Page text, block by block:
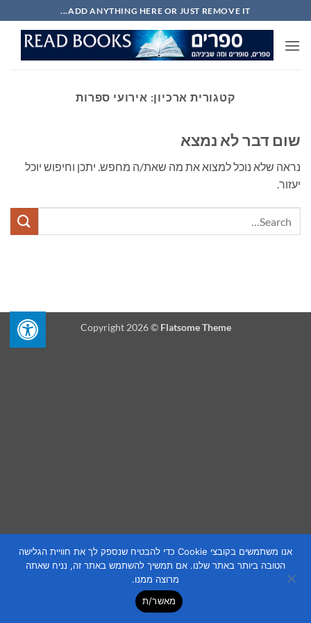
to
content
ADD ANYTHING HERE OR JUST REMOVE IT...
קטגורית ארכיון: אירועי ספרות
שום דבר לא נמצא
נראה שלא נוכל למצוא את מה שאת/ה מחפש. יתכן וחיפוש יוכל
יעזור.
Copyright 2026 © Flatsome Theme
אנו משתמשים בקובצי Cookie כדי להבטיח שנספק לך את חוויית הגלישה
הטובה ביותר באתר שלנו. אם תמשיך להשתמש באתר זה, נניח שאתה
מרוצה ממנו.
מאשר/ת